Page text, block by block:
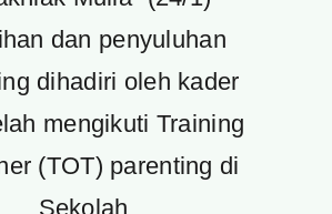
dan penyuluhan
dihadiri oleh kader
mengikuti Training
(TOT) parenting di
Sekolah